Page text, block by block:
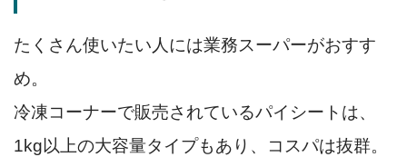
たくさん使いたい人には業務スーパーがおすす
め。
冷凍コーナーで販売されているパイシートは、
1kg以上の大容量タイプもあり、コスパは抜群。